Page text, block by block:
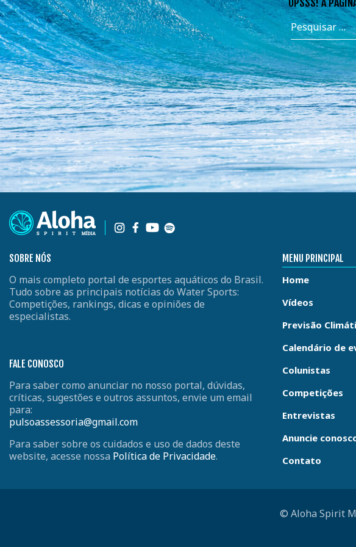
SOBRE NÓS
O mais completo portal de esportes aquáticos do Brasil.
Tudo sobre as principais notícias do Water Sports:
Competições, rankings, dicas e opiniões de
especialistas.
FALE CONOSCO
Para saber como anunciar no nosso portal, dúvidas,
críticas, sugestões e outros assuntos, envie um email
para:
pulsoassessoria@gmail.com
Para saber sobre os cuidados e uso de dados deste
website, acesse nossa Política de Privacidade.
MENU PRINCIPAL
Home
Vídeos
Previsão
Calendário de
Colunistas
Competições
Entrevistas
Anuncie
Contato
© Aloha Spirit